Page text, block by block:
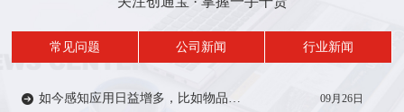
常见问题 公司新闻 行业新闻
09月26日